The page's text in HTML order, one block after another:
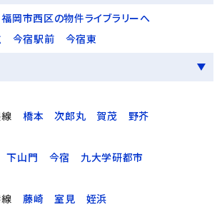
福岡市西区の物件ライブラリーへ
今宿駅前
今宿東
橋本 次郎丸 賀茂
野芥
下山門 今宿
九大学研都市
藤崎 室見 姪浜